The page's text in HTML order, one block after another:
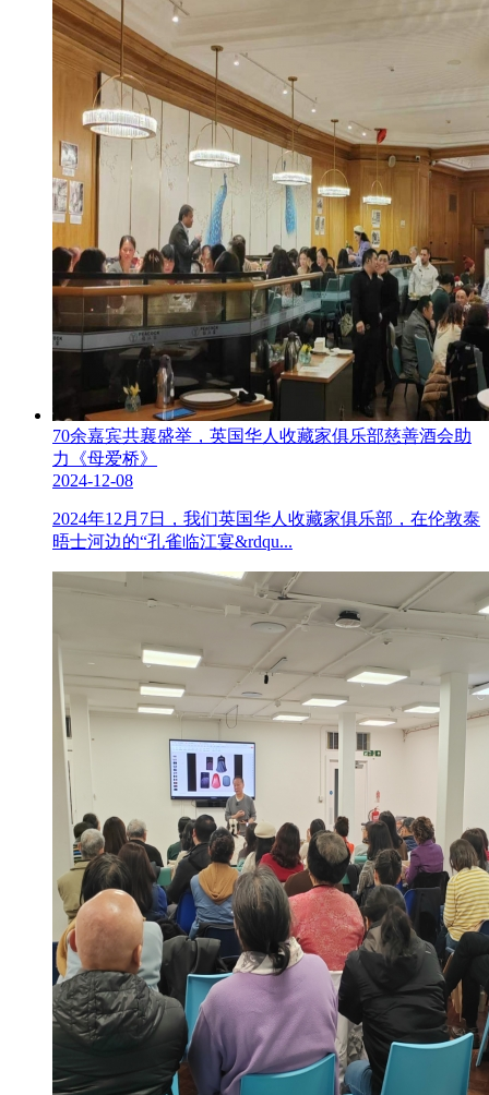
70余嘉宾共襄盛举，英国华人收藏家俱乐部慈善酒会助
力《母爱桥》
2024-12-08
2024年12月7日，我们英国华人收藏家俱乐部，在伦敦泰
晤士河边的“孔雀临江宴&rdqu...